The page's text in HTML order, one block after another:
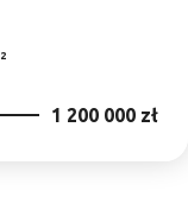
2
1 200 000 zł